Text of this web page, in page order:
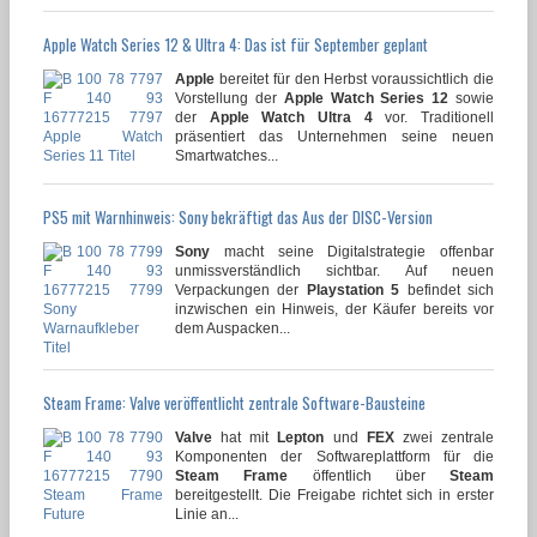
Apple Watch Series 12 & Ultra 4: Das ist für September geplant
Apple bereitet für den Herbst voraussichtlich die
Vorstellung der Apple Watch Series 12 sowie
der Apple Watch Ultra 4vor. Traditionell
präsentiert das Unternehmen seine neuen
Smartwatches...
PS5 mit Warnhinweis: Sony bekräftigt das Aus der DISC-Version
Sony macht seine Digitalstrategie offenbar
unmissverständlich sichtbar. Auf neuen
Verpackungen der Playstation 5 befindet sich
inzwischen ein Hinweis, der Käufer bereits vor
dem Auspacken...
Steam Frame: Valve veröffentlicht zentrale Software-Bausteine
Valve hat mitLepton und FEXzwei zentrale
Komponenten der Softwareplattform für die
Steam Frame öffentlich über Steam
bereitgestellt. Die Freigabe richtet sich in erster
Linie an...